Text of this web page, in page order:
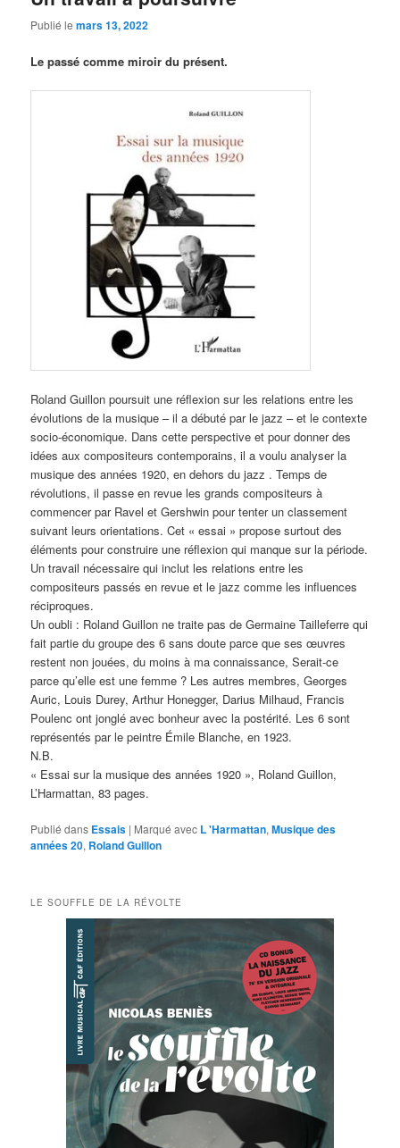
Publié lemars 13, 2022
Le passé comme miroir du présent.
Roland Guillon poursuit une réflexion sur les relations entre les
évolutions de la musique – il a débuté par le jazz – et le contexte
socio-économique. Dans cette perspective et pour donner des
idées aux compositeurs contemporains, il a voulu analyser la
musique des années 1920, en dehors du jazz . Temps de
révolutions, il passe en revue les grands compositeurs à
commencer par Ravel et Gershwin pour tenter un classement
suivant leurs orientations. Cet « essai » propose surtout des
éléments pour construire une réflexion qui manque sur la période.
Un travail nécessaire qui inclut les relations entre les
compositeurs passés en revue et le jazz comme les influences
réciproques.
Un oubli : Roland Guillon ne traite pas de Germaine Tailleferre qui
fait partie du groupe des 6 sans doute parce que ses œuvres
restent non jouées, du moins à ma connaissance, Serait-ce
parce qu’elle est une femme ? Les autres membres, Georges
Auric, Louis Durey, Arthur Honegger, Darius Milhaud, Francis
Poulenc ont jonglé avec bonheur avec la postérité. Les 6 sont
représentés par le peintre Émile Blanche, en 1923.
N.B.
« Essai sur la musique des années 1920 », Roland Guillon,
L’Harmattan, 83 pages.
Publié dans Essais | Marqué avec L 'Harmattan,Musique des
années 20, Roland Guillon
LE SOUFFLE DE LA RÉVOLTE